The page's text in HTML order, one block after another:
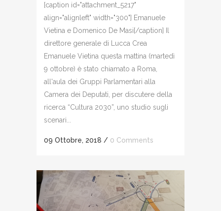
[caption id="attachment_5217"
align="alignleft" width="300"] Emanuele
Vietina e Domenico De Masi[/caption] Il
direttore generale di Lucca Crea
Emanuele Vietina questa mattina (martedì
9 ottobre) è stato chiamato a Roma,
all'aula dei Gruppi Parlamentari alla
Camera dei Deputati, per discutere della
ricerca “Cultura 2030”, uno studio sugli
scenari...
09 Ottobre, 2018 / 0 Comments